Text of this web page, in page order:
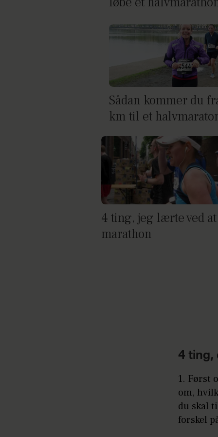
Sådan kommer du
km til et
4 ting, jeg lærte ved
marathon
4 ting,
1. Først
om,
du skal
forskel